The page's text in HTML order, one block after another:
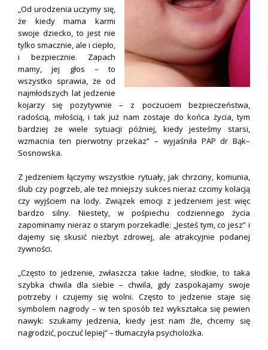
„Od urodzenia uczymy się,
że kiedy mama karmi
swoje dziecko, to jest nie
tylko smacznie, ale i ciepło,
i bezpiecznie. Zapach
mamy, jej głos – to
wszystko sprawia, że od
najmłodszych lat jedzenie
kojarzy się pozytywnie – z poczuciem bezpieczeństwa,
radością, miłością, i tak już nam zostaje do końca życia, tym
bardziej że wiele sytuacji później, kiedy jesteśmy starsi,
wzmacnia ten pierwotny przekaz” – wyjaśniła PAP dr Bąk–
Sosnowska.
Z jedzeniem łączymy wszystkie rytuały, jak chrzciny, komunia,
ślub czy pogrzeb, ale też mniejszy sukces nieraz czcimy kolacją
czy wyjściem na lody. Związek emocji z jedzeniem jest więc
bardzo silny. Niestety, w pośpiechu codziennego życia
zapominamy nieraz o starym porzekadle: „Jesteś tym, co jesz” i
dajemy się skusić niezbyt zdrowej, ale atrakcyjnie podanej
żywności.
„Często to jedzenie, zwłaszcza takie ładne, słodkie, to taka
szybka chwila dla siebie – chwila, gdy zaspokajamy swoje
potrzeby i czujemy się wolni. Często to jedzenie staje się
symbolem nagrody – w ten sposób też wykształca się pewien
nawyk: szukamy jedzenia, kiedy jest nam źle, chcemy się
nagrodzić, poczuć lepiej” – tłumaczyła psycholożka.